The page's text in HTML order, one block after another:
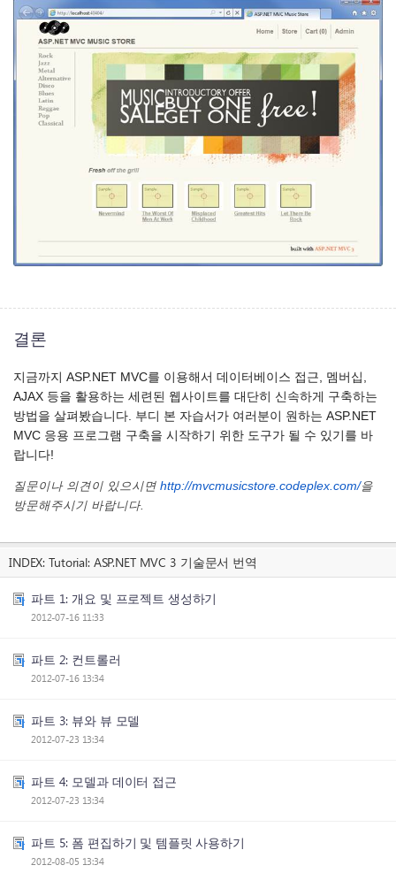
결론
지금까지 ASP.NET MVC를 이용해서 데이터베이스 접근, 멤버십,
AJAX 등을 활용하는 세련된 웹사이트를 대단히 신속하게 구축하는
방법을 살펴봤습니다. 부디 본 자습서가 여러분이 원하는 ASP.NET
MVC 응용 프로그램 구축을 시작하기 위한 도구가 될 수 있기를 바
랍니다!
질문이나 의견이 있으시면 http://mvcmusicstore.codeplex.com/을
방문해주시기 바랍니다.
INDEX:Tutorial: ASP.NET MVC 3 기술문서 번역
파트 1: 개요 및 프로젝트 생성하기
2012-07-16 11:33
파트 2: 컨트롤러
2012-07-16 13:34
파트 3: 뷰와 뷰 모델
2012-07-23 13:34
파트 4: 모델과 데이터 접근
2012-07-23 13:34
파트 5: 폼 편집하기 및 템플릿 사용하기
2012-08-05 13:34